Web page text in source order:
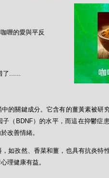
喱的愛與平反
了......
的關鍵成分。它含有的薑黃素被研
（BDNF）的水平，而這在抑鬱症
改善情緒。
如孜然、香菜和薑，也具有抗炎特
理健康有益。